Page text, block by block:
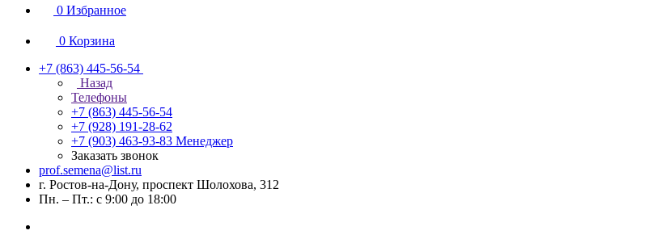
0 Избранное
0 Корзина
+7 (863) 445-56-54
Назад
Телефоны
+7 (863) 445-56-54
+7 (928) 191-28-62
+7 (903) 463-93-83 Менеджер
Заказать звонок
prof.semena@list.ru
г. Ростов-на-Дону, проспект Шолохова, 312
Пн. – Пт.: с 9:00 до 18:00